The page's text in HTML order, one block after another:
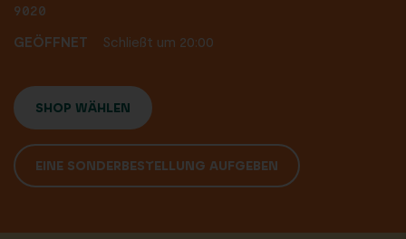
9020
GEÖFFNET
Schließt um 20:00
SHOP WÄHLEN
EINE SONDERBESTELLUNG AUFGEBEN